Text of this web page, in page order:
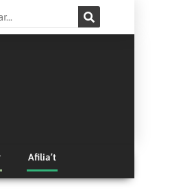
Afilia’t